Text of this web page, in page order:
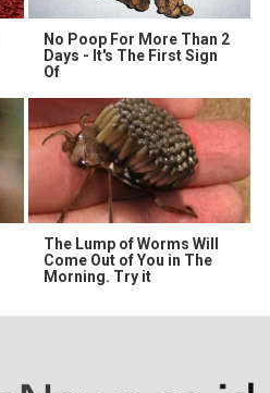
No Poop For More Than 2
Days - It's The First Sign
Of
The Lump of Worms Will
Come Out of You in The
Morning. Try it